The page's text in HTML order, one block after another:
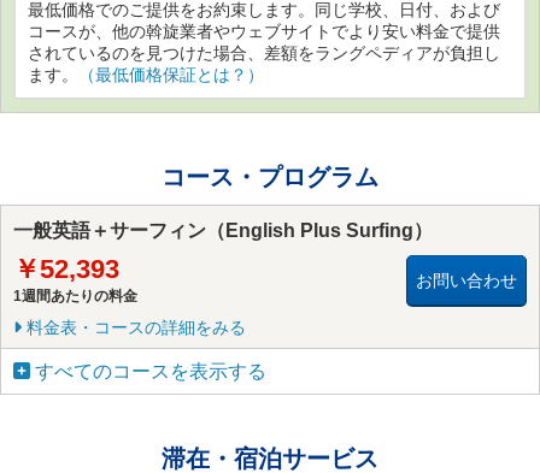
最低価格でのご提供をお約束します。同じ学校、日付、および
コースが、他の斡旋業者やウェブサイトでより安い料金で提供
されているのを見つけた場合、差額をラングペディアが負担し
ます。
（最低価格保証とは？）
コース・プログラム
一般英語＋サーフィン（English Plus Surfing）
￥52,393
1週間あたりの料金
お問い合わせ
料金表・コースの詳細をみる
すべてのコースを表示する
滞在・宿泊サービス